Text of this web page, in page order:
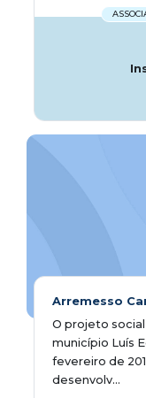
Arremesso
O projeto
município Luís
fevereiro de
desenvolv...